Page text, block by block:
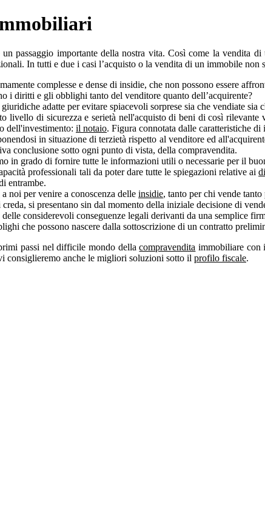
un passaggio importante della nostra vita. Così come la
In tutti e due i casi l’acquisto o la vendita di un immobile non
complesse e dense di insidie, che non possono essere
i diritti e gli obblighi tanto del venditore quanto dell’acquirente?
adatte per evitare spiacevoli sorprese sia che vendiate sia
livello di sicurezza e serietà nell'acquisto di beni di così
dell'investimento: il notaio. Figura connotata dalle caratteristiche
in situazione di terzietà rispetto al venditore ed
conclusione sotto ogni punto di vista, della compravendita.
in grado di fornire tutte le informazioni utili o necessarie per il
professionali tali da poter dare tutte le spiegazioni relative ai
entrambe.
noi per venire a conoscenza delle insidie, tanto per chi vende
si presentano sin dal momento della iniziale decisione di
delle considerevoli conseguenze legali derivanti da una semplice
che possono nascere dalla sottoscrizione di un contratto
passi nel difficile mondo dellacompravendita immobiliare con
consiglieremo anche le migliori soluzioni sotto il profilo fiscale.